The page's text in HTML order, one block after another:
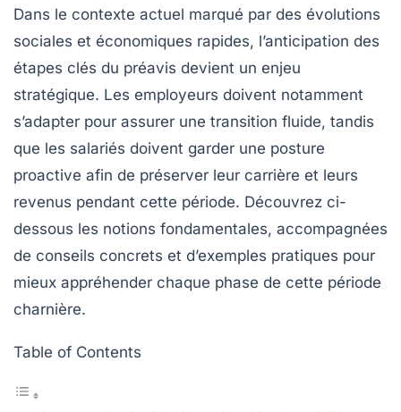
Dans le contexte actuel marqué par des évolutions
sociales et économiques rapides, l’anticipation des
étapes clés du préavis devient un enjeu
stratégique. Les employeurs doivent notamment
s’adapter pour assurer une transition fluide, tandis
que les salariés doivent garder une posture
proactive afin de préserver leur carrière et leurs
revenus pendant cette période. Découvrez ci-
dessous les notions fondamentales, accompagnées
de conseils concrets et d’exemples pratiques pour
mieux appréhender chaque phase de cette période
charnière.
Table of Contents